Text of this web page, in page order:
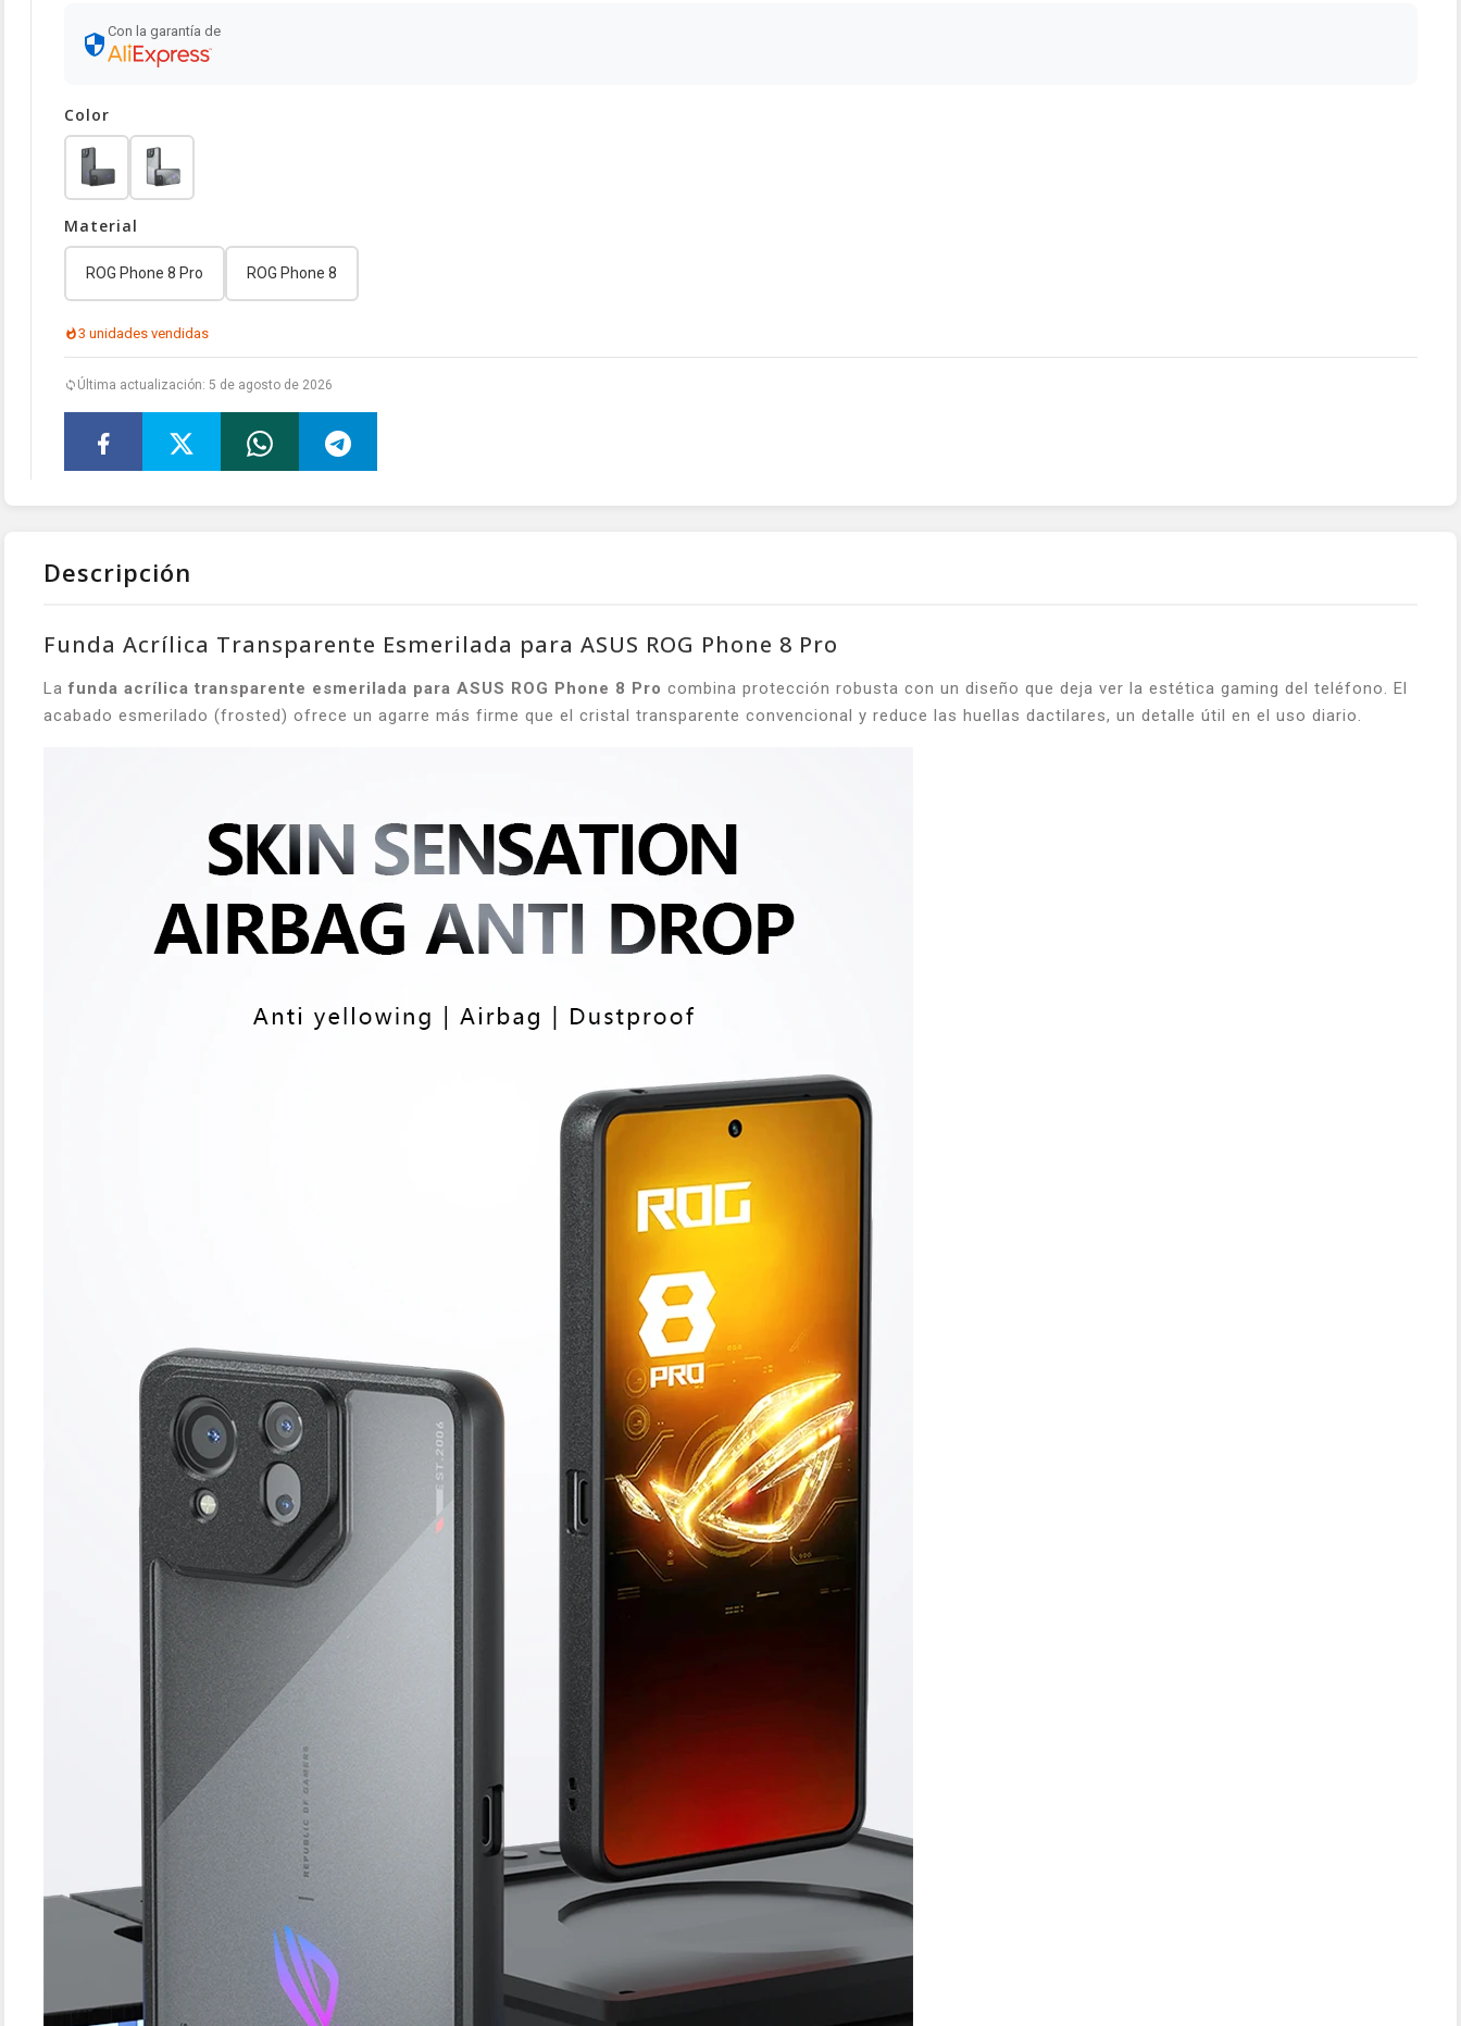
Con la garantía de
Color
Material
ROG Phone 8 Pro ROG Phone 8
3 unidades vendidas
Última actualización: 5 de agosto de 2026
Descripción
Funda Acrílica Transparente Esmerilada para ASUS ROG Phone 8 Pro
Lafunda acrílica transparente esmerilada para ASUS ROG Phone 8 Pro combina protección robusta con un diseño que deja ver la estética gaming del teléfono. El
acabado esmerilado (frosted) ofrece un agarre más firme que el cristal transparente convencional y reduce las huellas dactilares, un detalle útil en el uso diario.